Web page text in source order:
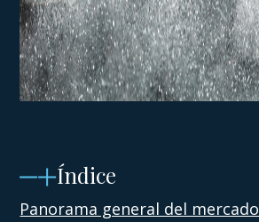
Índice
Panorama general del mercado